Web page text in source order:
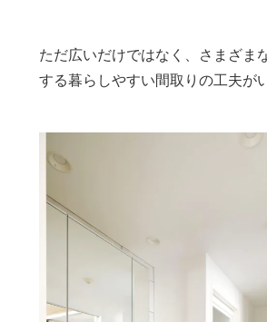
ただ広いだけではなく、さまざま
する暮らしやすい間取りの工夫が